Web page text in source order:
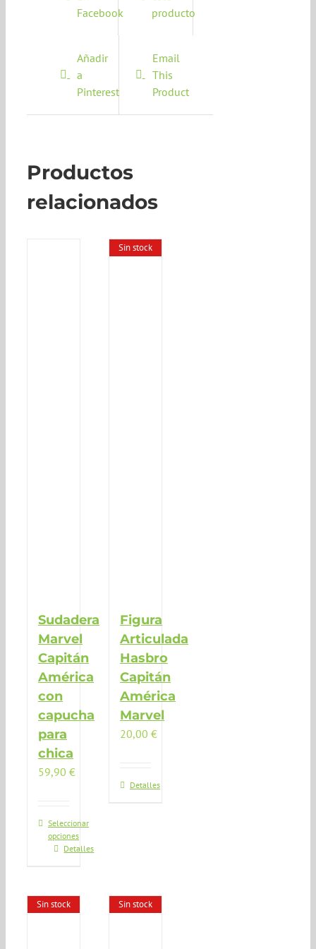
Facebook
producto
Añadir
a
Pinterest
Email
This
Product
Productos
relacionados
Sudadera
Marvel
Capitán
América
con
capucha
para
chica
59,90 €
Seleccionar
opciones
Este
múltiples
variantes.
Detalles
Sin stock
Figura
Articulada
Hasbro
Capitán
América
Marvel
20,00€
Detalles
Sin stock Sin stock